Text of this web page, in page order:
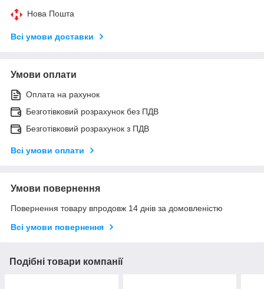
Нова Пошта
Всі умови доставки
Умови оплати
Оплата на рахунок
Безготівковий розрахунок без ПДВ
Безготівковий розрахунок з ПДВ
Всі умови оплати
Умови повернення
Повернення товару впродовж 14 днів за домовленістю
Всі умови повернення
Подібні товари компанії